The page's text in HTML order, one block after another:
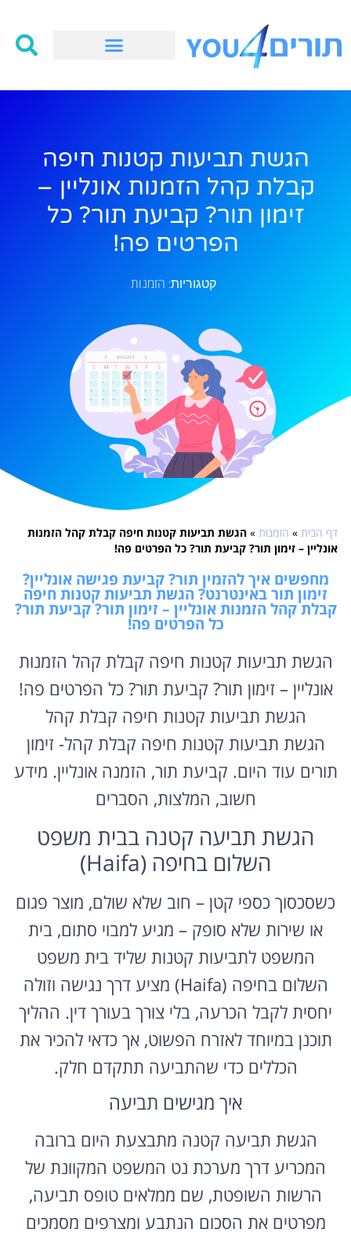
הגשת תביעות קטנות חיפה
קבלת קהל הזמנות אונליין –
זימון תור? קביעת תור? כל
הפרטים פה!
קטגוריות: הזמנות
דף הבית » הזמנות » הגשת תביעות קטנות חיפה קבלת קהל הזמנות
אונליין – זימון תור? קביעת תור? כל הפרטים פה!
מחפשים איך להזמין תור? קביעת פגישה אונליין?
זימון תור באינטרנט? הגשת תביעות קטנות חיפה
קבלת קהל הזמנות אונליין – זימון תור? קביעת תור?
כל הפרטים פה!
הגשת תביעות קטנות חיפה קבלת קהל הזמנות
אונליין – זימון תור? קביעת תור? כל הפרטים פה!
הגשת תביעות קטנות חיפה קבלת קהל
הגשת תביעות קטנות חיפה קבלת קהל- זימון
תורים עוד היום. קביעת תור, הזמנה אונליין. מידע
חשוב, המלצות, הסברים
הגשת תביעה קטנה בבית משפט
השלום בחיפה (Haifa)
כשסכסוך כספי קטן – חוב שלא שולם, מוצר פגום
או שירות שלא סופק – מגיע למבוי סתום, בית
המשפט לתביעות קטנות שליד בית משפט
השלום בחיפה (Haifa) מציע דרך נגישה וזולה
יחסית לקבל הכרעה, בלי צורך בעורך דין. ההליך
תוכנן במיוחד לאזרח הפשוט, אך כדאי להכיר את
הכללים כדי שהתביעה תתקדם חלק.
איך מגישים תביעה
הגשת תביעה קטנה מתבצעת היום ברובה
המכריע דרך מערכת נט המשפט המקוונת של
הרשות השופטת, שם ממלאים טופס תביעה,
מפרטים את הסכום הנתבע ומצרפים מסמכים